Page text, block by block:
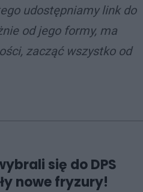
udostępniamy link do
od jego formy, ma
zacząć wszystko od
się do DPS
nowe fryzury!